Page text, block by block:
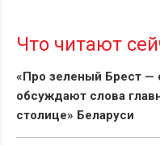
Что читают
«Про зеленый Брест —
обсуждают слова
столице» Беларуси